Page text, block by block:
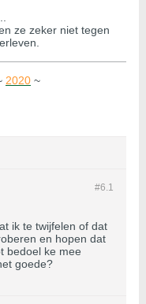
ze zeker niet tegen
2020 ~
#6.1
ik te twijfelen of dat
en hopen dat
bedoel ke mee
goede?